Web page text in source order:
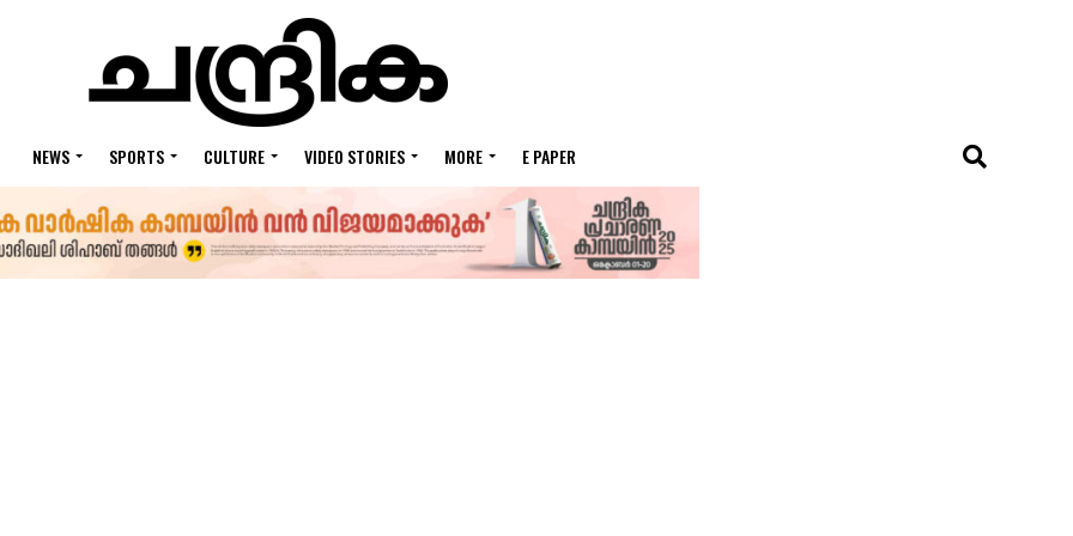
NEWS SPORTS CULTURE VIDEO STORIES MORE E PAPER